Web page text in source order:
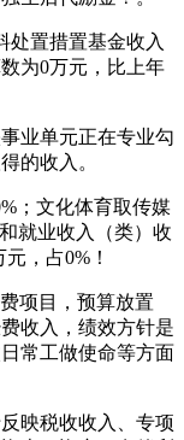
置措置基金收入
为0万元，比上年
业单元正在专业勾
的收入。
；文化体育取传媒
就业收入（类）收
，占0%！
项目，预算放置
收入，绩效方针是
常工做使命等方面
映税收收入、专项